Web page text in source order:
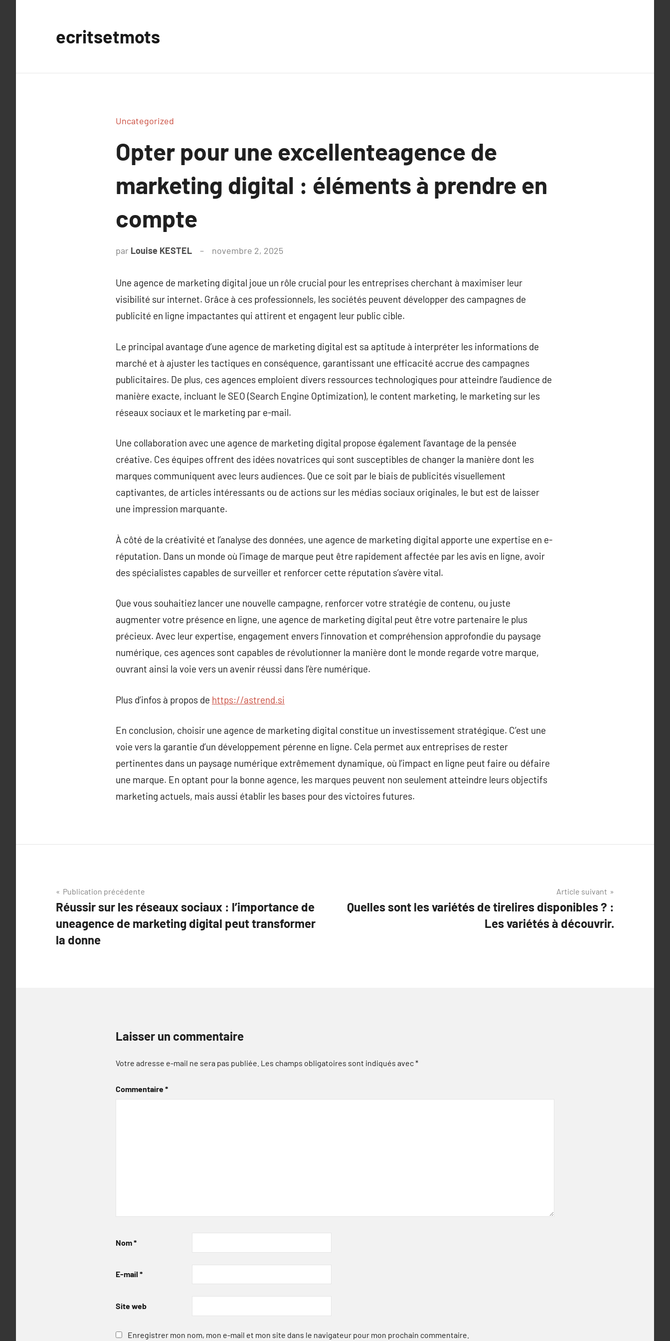
ecritsetmots
Uncategorized
Opter pour une excellenteagence de
marketing digital : éléments à prendre en
compte
par Louise KESTEL novembre 2, 2025
Une agence de marketing digital joue un rôle crucial pour les entreprises cherchant à maximiser leur
visibilité sur internet. Grâce à ces professionnels, les sociétés peuvent développer des campagnes de
publicité en ligne impactantes qui attirent et engagent leur public cible.
Le principal avantage d’une agence de marketing digital est sa aptitude à interpréter les informations de
marché et à ajuster les tactiques en conséquence, garantissant une efficacité accrue des campagnes
publicitaires. De plus, ces agences emploient divers ressources technologiques pour atteindre l’audience de
manière exacte, incluant le SEO (Search Engine Optimization), le content marketing, le marketing sur les
réseaux sociaux et le marketing par e-mail.
Une collaboration avec une agence de marketing digital propose également l’avantage de la pensée
créative. Ces équipes offrent des idées novatrices qui sont susceptibles de changer la manière dont les
marques communiquent avec leurs audiences. Que ce soit par le biais de publicités visuellement
captivantes, de articles intéressants ou de actions sur les médias sociaux originales, le but est de laisser
une impression marquante.
À côté de la créativité et l’analyse des données, une agence de marketing digital apporte une expertise en e-
réputation. Dans un monde où l’image de marque peut être rapidement affectée par les avis en ligne, avoir
des spécialistes capables de surveiller et renforcer cette réputation s’avère vital.
Que vous souhaitiez lancer une nouvelle campagne, renforcer votre stratégie de contenu, ou juste
augmenter votre présence en ligne, une agence de marketing digital peut être votre partenaire le plus
précieux. Avec leur expertise, engagement envers l’innovation et compréhension approfondie du paysage
numérique, ces agences sont capables de révolutionner la manière dont le monde regarde votre marque,
ouvrant ainsi la voie vers un avenir réussi dans l’ère numérique.
Plus d’infos à propos de https://astrend.si
En conclusion, choisir une agence de marketing digital constitue un investissement stratégique. C’est une
voie vers la garantie d’un développement pérenne en ligne. Cela permet aux entreprises de rester
pertinentes dans un paysage numérique extrêmement dynamique, où l’impact en ligne peut faire ou défaire
une marque. En optant pour la bonne agence, les marques peuvent non seulement atteindre leurs objectifs
marketing actuels, mais aussi établir les bases pour des victoires futures.
Navigation
de
l’article
Publication précédente
Réussir sur les réseaux sociaux : l’importance de
uneagence de marketing digital peut transformer
la donne
Article suivant
Quelles sont les variétés de tirelires disponibles ? :
Les variétés à découvrir.
Laisser un commentaire
Votre adresse e-mail ne sera pas publiée. Les champs obligatoires sont indiqués avec*
Commentaire*
Nom*
E-mail *
Site web
Enregistrer mon nom, mon e-mail et mon site dans le navigateur pour mon prochain commentaire.